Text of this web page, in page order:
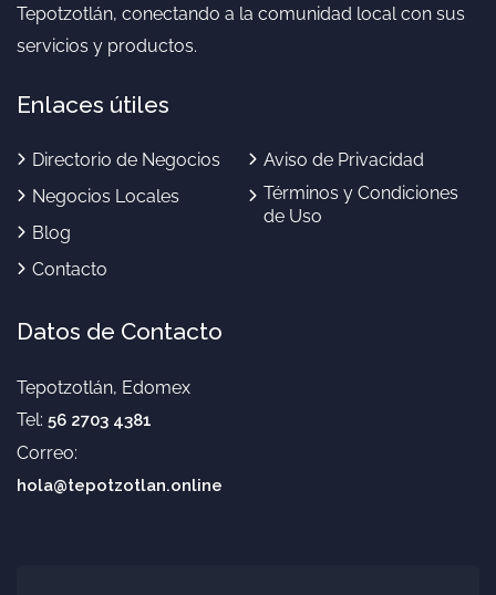
Tepotzotlán, conectando a la comunidad local con sus
servicios y productos.
Enlaces útiles
Directorio de Negocios
Negocios Locales
Blog
Contacto
Aviso de Privacidad
Términos y Condiciones
de Uso
Datos de Contacto
Tepotzotlán, Edomex
Tel: 56 2703 4381
Correo:
hola@tepotzotlan.online